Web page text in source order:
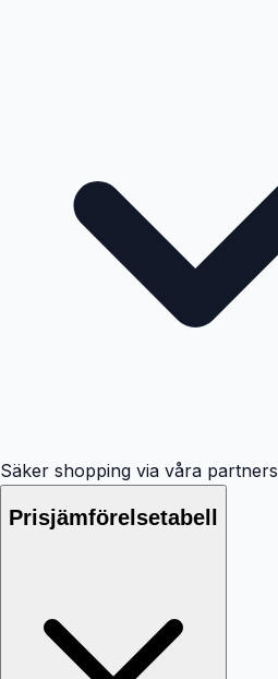
Säker shopping via våra partners
Prisjämförelsetabell